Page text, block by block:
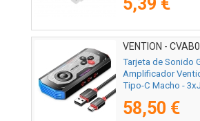
VENTION - CVAB0
Tarjeta de Sonido
Amplificador
Tipo-C Macho -
58,50 €